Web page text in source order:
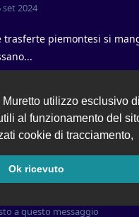
Muretto utilizzo esclusivo di
al funzionamento del
cookie di tracciamento,
Ok ricevuto
set 2024
trasferte piemontesi si
2024
a questo messaggio